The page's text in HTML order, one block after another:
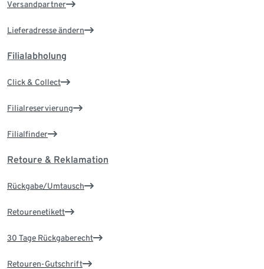
Versandpartner
Lieferadresse ändern
Filialabholung
Click & Collect
Filialreservierung
Filialfinder
Retoure & Reklamation
Rückgabe/Umtausch
Retourenetikett
30 Tage Rückgaberecht
Retouren-Gutschrift